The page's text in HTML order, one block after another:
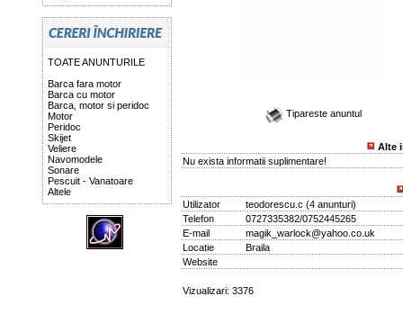
TOATE ANUNTURILE
Barca fara motor
Barca cu motor
Barca, motor si peridoc
Motor
Peridoc
Skijet
Veliere
Navomodele
Sonare
Pescuit - Vanatoare
Altele
Tipareste anuntul
Alte
Nu exista informatii suplimentare!
Utilizator teodorescu.c (4 anunturi)
Telefon
0727335382/0752445265
E-mail
magik_warlock@yahoo.co.uk
Locatie
Braila
Website
Vizualizari: 3376